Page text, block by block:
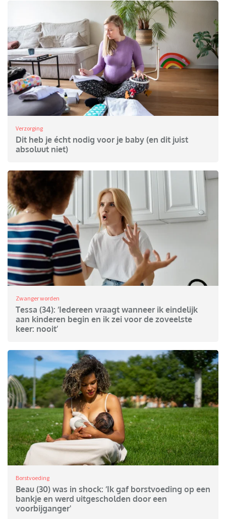
Verzorging
Dit heb je écht nodig voor je baby (en dit juist
absoluut niet)
Zwanger worden
Tessa (34): ‘Iedereen vraagt wanneer ik eindelijk
aan kinderen begin en ik zei voor de zoveelste
keer: nooit’
Borstvoeding
Beau (30) was in shock: ‘Ik gaf borstvoeding op een
bankje en werd uitgescholden door een
voorbijganger'